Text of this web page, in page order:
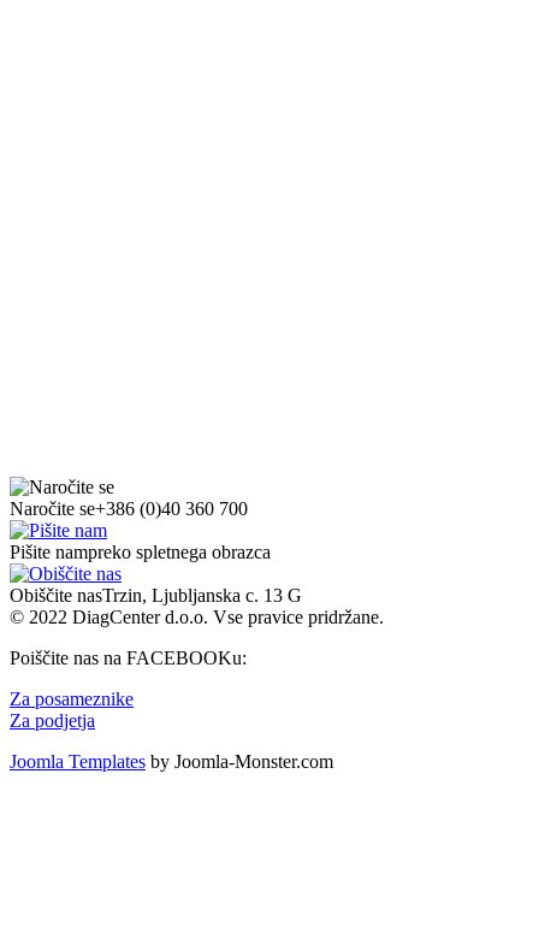
Naročite se+386 (0)40 360 700
Pišite nampreko spletnega obrazca
Obiščite nasTrzin, Ljubljanska c. 13 G
© 2022 DiagCenter d.o.o. Vse pravice pridržane.
Poiščite nas na FACEBOOKu:
Za posameznike
Za podjetja
Joomla Templates by Joomla-Monster.com